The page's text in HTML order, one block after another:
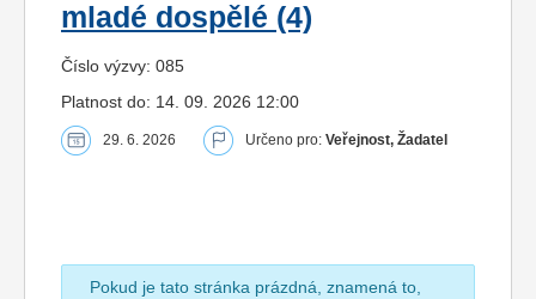
mladé dospělé (4)
Číslo výzvy: 085
Platnost do: 14. 09. 2026 12:00
29. 6. 2026 Určeno pro: Veřejnost, Žadatel
Pokud je tato stránka prázdná, znamená to,